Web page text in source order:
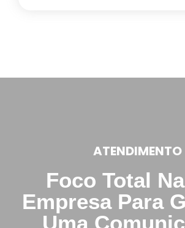
ATENDIMENTO
Foco Total
Empresa Para
Uma